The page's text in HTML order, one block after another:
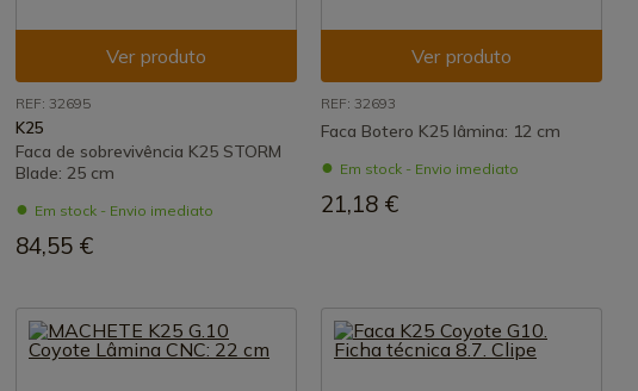
Ver produto
REF: 32695
K25
Faca de sobrevivência K25 STORM
Blade: 25 cm
Em stock - Envio imediato
84,55 €
Ver produto
REF: 32693
Faca Botero K25 lâmina: 12 cm
Em stock - Envio imediato
21,18 €